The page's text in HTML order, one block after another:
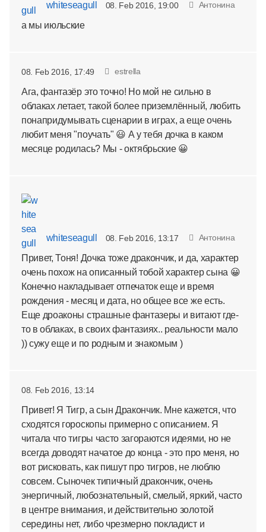
whiteseagull 08. Feb 2016, 19:00 Антонина
а мы июльские
08. Feb 2016, 17:49 estrella
Ага, фантазёр это точно! Но мой не сильно в
облаках летает, такой более приземлённый, любить
понапридумывать сценарии в играх, а еще очень
любит меня "поучать" 😃 А у тебя дочка в каком
месяце родилась? Мы - октябрьские 😀
whiteseagull 08. Feb 2016, 13:17 Антонина
Привет, Тоня! Дочка тоже дракончик, и да, характер
очень похож на описанный тобой характер сына 😀
Конечно накладывает отпечаток еще и время
рождения - месяц и дата, но общее все же есть.
Еще дроаконы страшные фантазеры и витают где-
то в облаках, в своих фантазиях.. реальности мало
)) сужу еще и по родным и знакомым )
08. Feb 2016, 13:14
Привет! Я Тигр, а сын Дракончик. Мне кажется, что
сходятся гороскопы примерно с описанием. Я
читала что тигры часто загораются идеями, но не
всегда доводят начатое до конца - это про меня, но
вот рисковать, как пишут про тигров, не люблю
совсем. Сыночек типичный дракончик, очень
энергичный, любознательный, смелый, яркий, часто
в центре внимания, и действительно золотой
середины нет, либо чрезмерно покладист и